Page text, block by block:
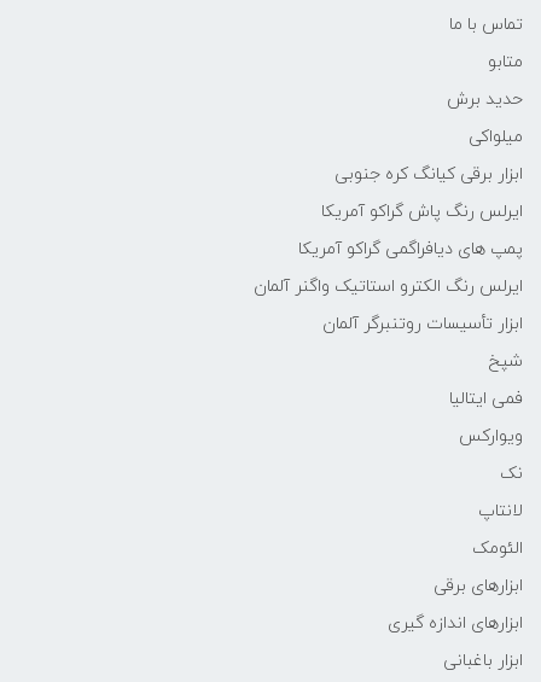
تماس با ما
متابو
حدید برش
میلواکی
ابزار برقی کیانگ کره جنوبی
ایرلس رنگ پاش گراکو آمریکا
پمپ های دیافراگمی گراکو آمریکا
ایرلس رنگ الکترو استاتیک واگنر آلمان
ابزار تأسیسات روتنبرگر آلمان
شپخ
فمی ایتالیا
ویوارکس
نک
لانتاپ
الئومک
ابزارهای برقی
ابزارهای اندازه گیری
ابزار باغبانی